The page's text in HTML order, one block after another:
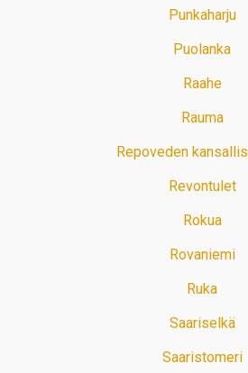
Punkaharju
Puolanka
Raahe
Rauma
Repoveden
Revontulet
Rokua
Rovaniemi
Ruka
Saariselkä
Saaristomeri